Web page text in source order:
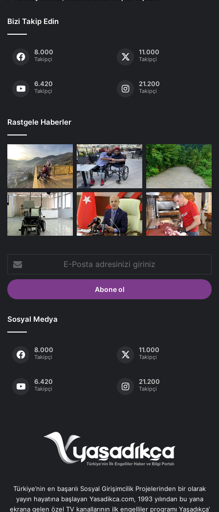
Bizi Takip Edin
8.000
Takipçi
11.000
Takipçi
6.420
Takipçi
21.200
Takipçi
Rastgele Haberler
Posta
adresinizi
giriniz
Sosyal Medya
8.000
Takipçi
11.000
Takipçi
6.420
Takipçi
21.200
Takipçi
Türkiye’nin en başarılı Sosyal Girişimcilik Projelerinden bir olarak
yayın hayatına başlayan Yasadikca.com, 1993 yılından bu yana
ekrana gelen özel TV kanallarının ilk engelliler programı Yaşadıkça’